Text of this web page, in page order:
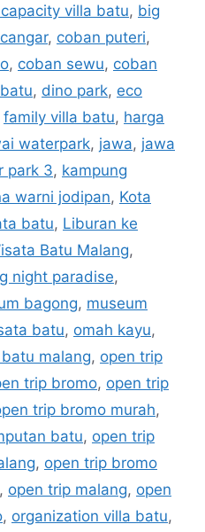
villa batu, big
cangar, coban puteri,
, coban sewu, coban
, dino park, eco
family villa batu, harga
waterpark, jawa, jawa
park 3, kampung
warni jodipan, Kota
batu, Liburan ke
Batu Malang,
night paradise,
bagong, museum
batu, omah kayu,
malang, open trip
trip bromo, open trip
trip bromo murah,
batu, open trip
, open trip bromo
, open trip malang, open
, organization villa batu,